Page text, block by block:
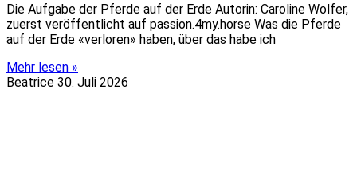
Die Aufgabe der Pferde auf der Erde Autorin: Caroline Wolfer,
zuerst veröffentlicht auf passion.4my.horse Was die Pferde
auf der Erde «verloren» haben, über das habe ich
Mehr lesen »
Beatrice 30. Juli 2026